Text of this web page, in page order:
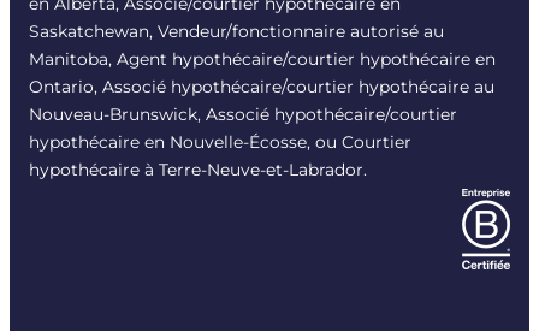
en Alberta, Associé/courtier hypothécaire en
Saskatchewan, Vendeur/fonctionnaire autorisé au
Manitoba, Agent hypothécaire/courtier hypothécaire en
Ontario, Associé hypothécaire/courtier hypothécaire au
Nouveau-Brunswick, Associé hypothécaire/courtier
hypothécaire en Nouvelle-Écosse, ou Courtier
hypothécaire à Terre-Neuve-et-Labrador.